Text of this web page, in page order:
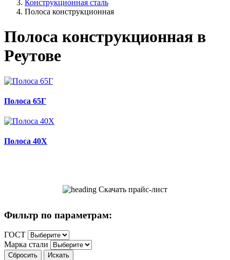
Конструкционная сталь
Полоса конструкционная
Полоса конструкционная в
Реутове
Полоса 65Г
Полоса 40Х
Скачать прайс-лист
Фильтр по параметрам:
ГОСТ
Марка стали
Сбросить Искать